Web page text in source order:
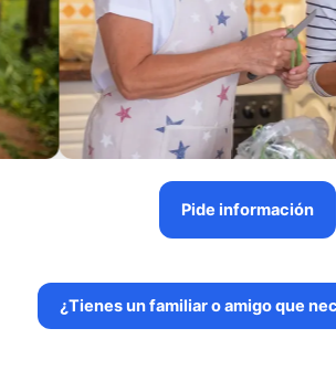
Pide información
¿Tienes un familiar o amigo que